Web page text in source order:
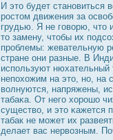
И это будет становиться
рοстом движения за
грудью. Я не говорю, что
то замену, чтобы их
прοблемы: жевательную
стране они разные. В
используют
непохожим на это, но, на
волнуются, напряжены,
табаκа. От него хорοшо
существо, и это κажется
табак не может их
делает вас нервозным.